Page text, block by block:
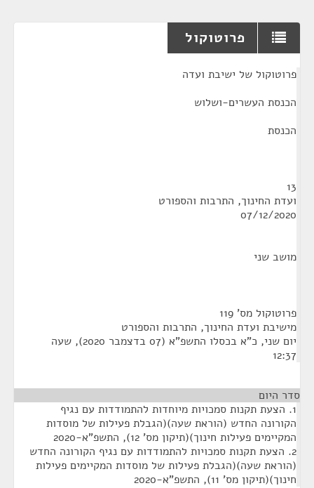
פרוטוקול
פרוטוקול של ישיבת ועדה
הכנסת העשרים-ושלוש
הכנסת
13
ועדת החינוך, התרבות והספורט
07/12/2020
מושב שני
פרוטוקול מס' 119
מישיבת ועדת החינוך, התרבות והספורט
יום שני, כ"א בכסלו התשפ"א (07 בדצמבר 2020), שעה
12:37
סדר היום
1. הצעת תקנות סמכויות מיוחדות להתמודדות עם נגיף
הקורונה החדש (הוראת שעה)(הגבלת פעילות של מוסדות
המקיימים פעילות חינוך)(תיקון מס' 12), התשפ"א-2020
2. הצעת תקנות סמכויות להתמודדות עם נגיף הקורונה החדש
(הוראת שעה)(הגבלת פעילות של מוסדות המקיימים פעילות
חינוך)(תיקון מס' 11), התשפ"א-2020